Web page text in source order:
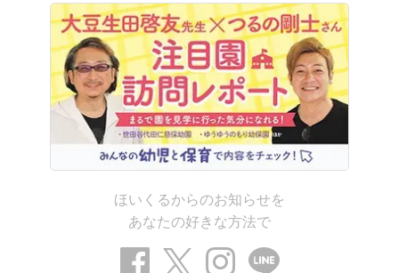
ほいくるからのお知らせを
あなたの好きな方法で